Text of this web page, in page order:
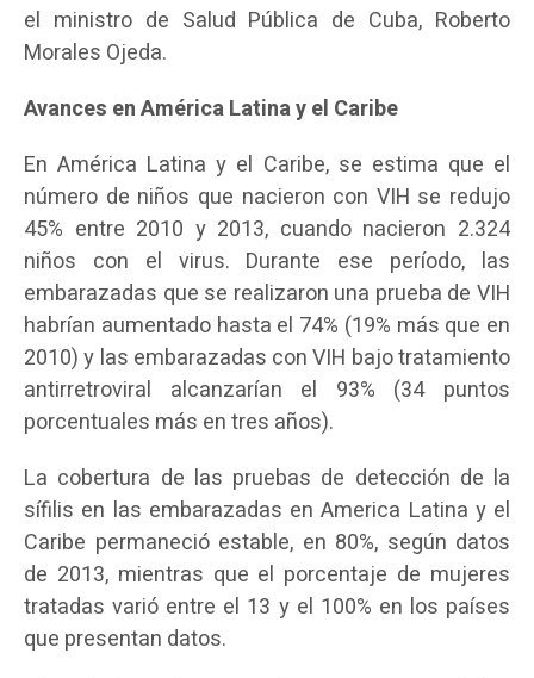
el ministro de Salud Pública de Cuba, Roberto
Morales Ojeda.
Avances en América Latina y el Caribe
En América Latina y el Caribe, se estima que el
número de niños que nacieron con VIH se redujo
45% entre 2010 y 2013, cuando nacieron 2.324
niños con el virus. Durante ese período, las
embarazadas que se realizaron una prueba de VIH
habrían aumentado hasta el 74% (19% más que en
2010) y las embarazadas con VIH bajo tratamiento
antirretroviral alcanzarían el 93% (34 puntos
porcentuales más en tres años).
La cobertura de las pruebas de detección de la
sífilis en las embarazadas en America Latina y el
Caribe permaneció estable, en 80%, según datos
de 2013, mientras que el porcentaje de mujeres
tratadas varió entre el 13 y el 100% en los países
que presentan datos.